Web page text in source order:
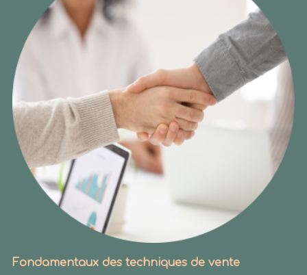
Fondamentaux des techniques de vente